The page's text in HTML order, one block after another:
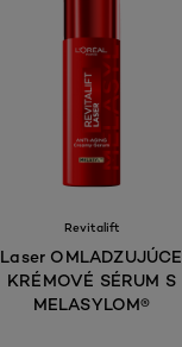
Revitalift
Laser OMLADZUJÚCE
KRÉMOVÉ SÉRUM S
MELASYLOM®